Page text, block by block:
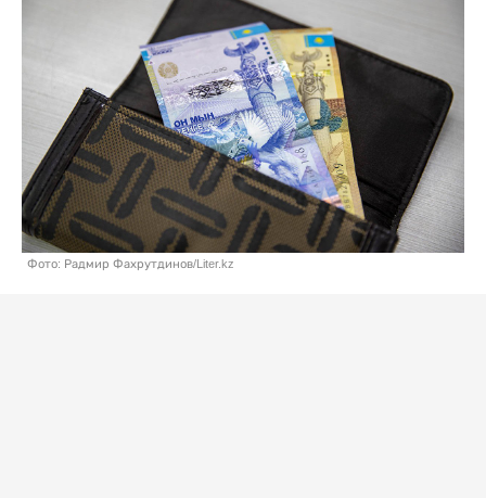
Фото: Радмир Фахрутдинов/Liter.kz